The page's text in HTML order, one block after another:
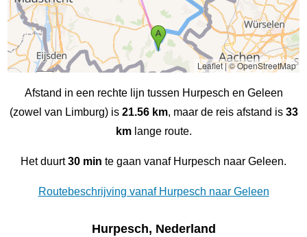
Leaflet|© OpenStreetMap
Afstand in een rechte lijn tussen Hurpesch en Geleen
(zowel van Limburg) is 21.56 km, maar de reis afstand is 33
kmlange route.
Het duurt30 min te gaan vanaf Hurpesch naar Geleen.
Routebeschrijving vanaf Hurpesch naar Geleen
Hurpesch, Nederland